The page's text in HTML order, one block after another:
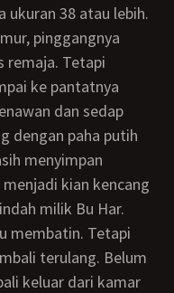
ukuran 38 atau lebih.
remaja. Tetapi
ke pantatnya
dan sedap
dengan paha putih
menyimpan
kian kencang
milik Bu Har.
terulang. Belum
keluar dari kamar